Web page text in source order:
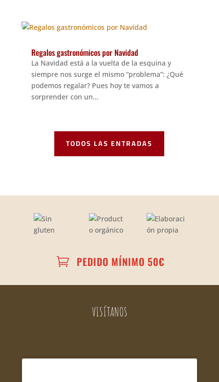
Regalos gastronómicos por Navidad
La Navidad está a la vuelta de la esquina y
siempre nos surge el mismo “problema”: ¿Qué
podemos regalar? Pues hoy te vamos a
sorprender con un...
TODOS LAS ENTRADAS
 PEDIDO MÍNIMO 50€
VISÍTANOS